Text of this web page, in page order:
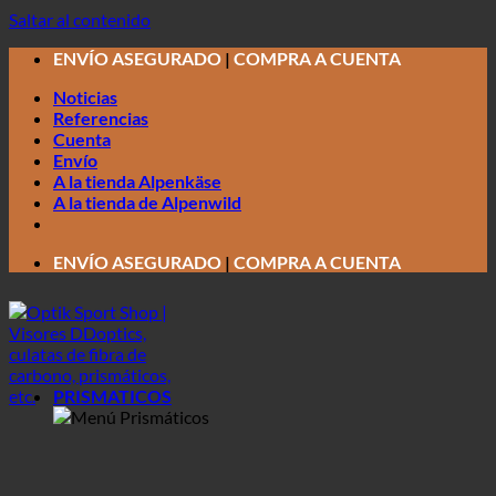
Saltar al contenido
ENVÍO ASEGURADO | COMPRA A CUENTA
Noticias
Referencias
Cuenta
Envío
A la tienda Alpenkäse
A la tienda de Alpenwild
ENVÍO ASEGURADO | COMPRA A CUENTA
PRISMATICOS